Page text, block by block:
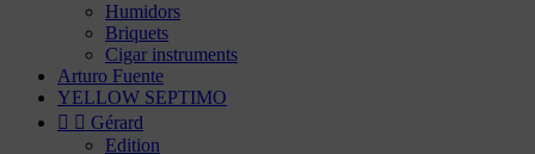
Humidors
Briquets
Cigar instruments
Arturo Fuente
YELLOW SEPTIMO
  Gérard
Edition